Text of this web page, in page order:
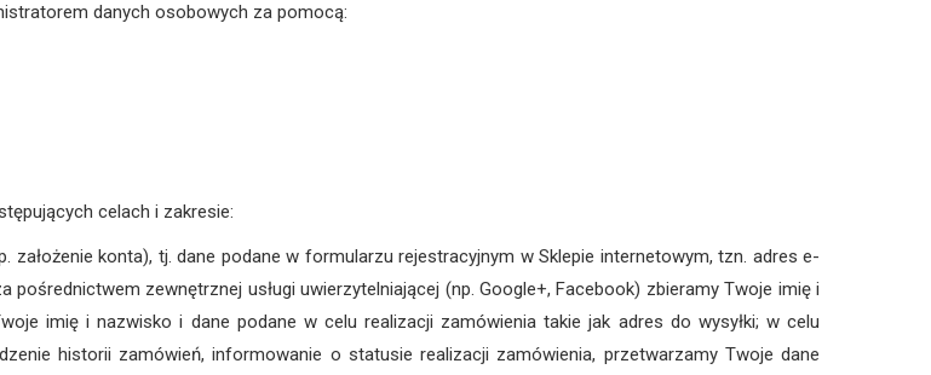
danych osobowych za pomocą:
celach i zakresie:
założenie konta), tj. dane podane w formularzu rejestracyjnym w Sklepie internetowym, tzn. adres e-
pośrednictwem zewnętrznej usługi uwierzytelniającej (np. Google+, Facebook) zbieramy Twoje imię i
imię i nazwisko i dane podane w celu realizacji zamówienia takie jak adres do wysyłki; w celu
historii zamówień, informowanie o statusie realizacji zamówienia, przetwarzamy Twoje dane